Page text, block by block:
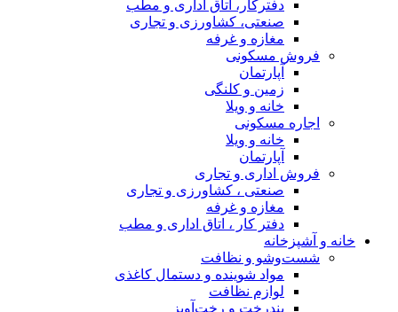
دفترکار، اتاق اداری و مطب
صنعتی، کشاورزی و تجاری
مغازه و غرفه
فروش مسکونی
آپارتمان
زمین و کلنگی
خانه و ویلا
اجاره مسکونی
خانه و ویلا
آپارتمان
فروش اداری و تجاری
صنعتی ، کشاورزی و تجاری
مغازه و غرفه
دفتر کار ، اتاق اداری و مطب
خانه و آشپزخانه
شست‌وشو و نظافت
مواد شوینده و دستمال کاغذی
لوازم نظافت
بندرخت و رخت‌آویز